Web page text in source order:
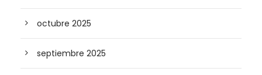
octubre 2025
septiembre 2025